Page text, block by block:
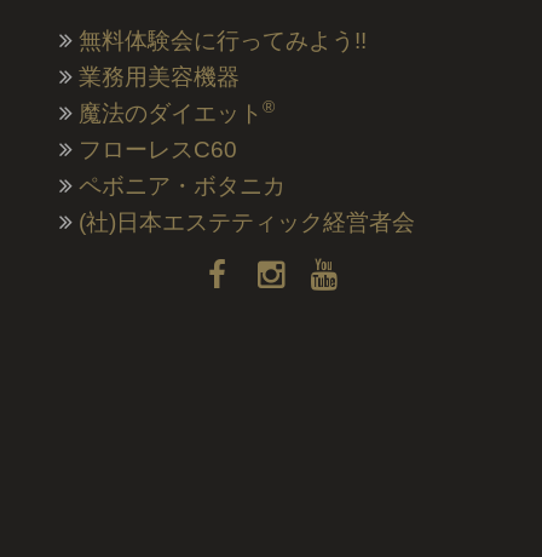
無料体験会に行ってみよう!!
業務用美容機器
魔法のダイエット ®
フローレスC60
ペボニア・ボタニカ
(社)日本エステティック経営者会